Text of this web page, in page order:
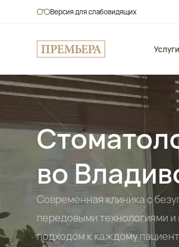
Версия для слабовидящих
во
Современная клиника с
передовыми технологиями
подходом к каждому